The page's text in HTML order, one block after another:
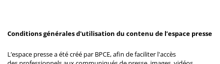
Conditions générales d'utilisation du contenu de l’espace presse
L’espace presse a été créé par BPCE, afin de faciliter l'accès